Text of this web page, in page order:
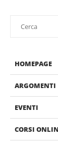
HOMEPAGE
ARGOMENTI
EVENTI
CORSI